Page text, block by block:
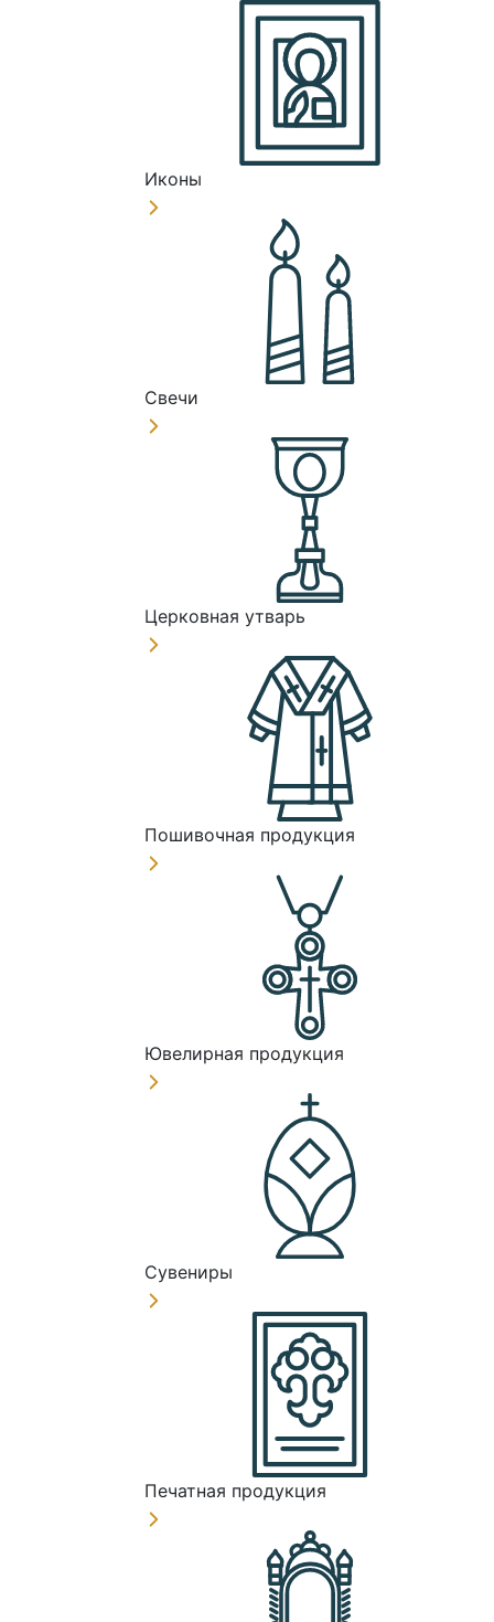
Иконы
Свечи
Церковная утварь
Пошивочная продукция
Ювелирная продукция
Сувениры
Печатная продукция